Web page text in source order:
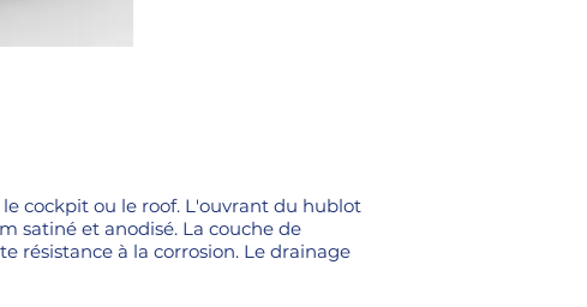
cockpit ou le roof. L'ouvrant du hublot
satiné et anodisé. La couche de
résistance à la corrosion. Le drainage